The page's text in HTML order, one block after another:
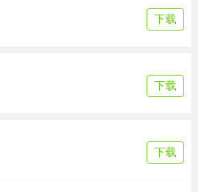
下载
下载
下载